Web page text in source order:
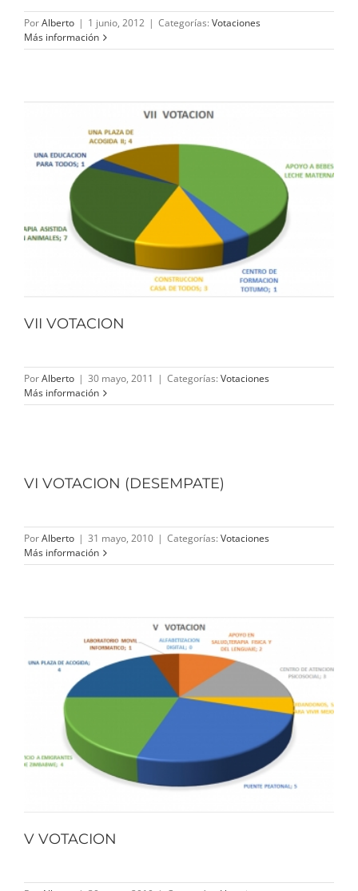
PorAlberto | 1 junio, 2012 | Categorías: Votaciones
Más información
VII VOTACION
PorAlberto | 30 mayo, 2011 | Categorías: Votaciones
Más información
VI VOTACION (DESEMPATE)
PorAlberto | 31 mayo, 2010 | Categorías: Votaciones
Más información
V VOTACION